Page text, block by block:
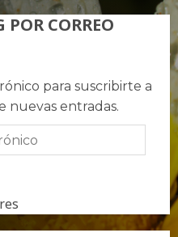
POR CORREO
para suscribirte a
nuevas entradas.